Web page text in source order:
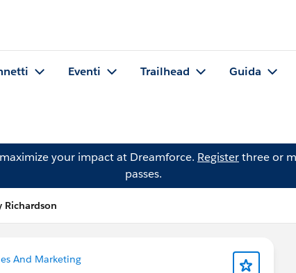
Eventi Trailhead Guida
your impact at Dreamforce. Registerthree or
passes.
And Marketing